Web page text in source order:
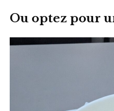
Ou optez pour